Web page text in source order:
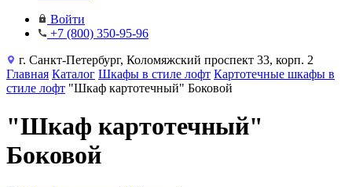
Войти
+7 (800) 350-95-96
г. Санкт-Петербург, Коломяжский проспект 33, корп. 2
Главная Каталог Шкафы в стиле лофт Картотечные шкафы в
стиле лофт "Шкаф картотечный" Боковой
"Шкаф картотечный"
Боковой